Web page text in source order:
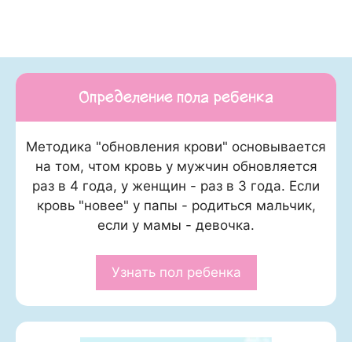
Определение пола ребенка
Методика "обновления крови" основывается
на том, чтом кровь у мужчин обновляется
раз в 4 года, у женщин - раз в 3 года. Если
кровь "новее" у папы - родиться мальчик,
если у мамы - девочка.
Узнать пол ребенка